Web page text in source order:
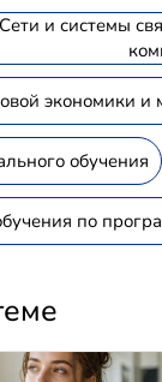
и системы
экономики и
обучения
по